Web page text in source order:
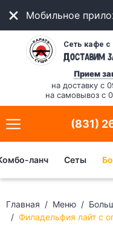
Мобильное
Сеть кафе с
Доставим
Прием
на доставку с
на самовывоз с
(831)
ланч Сеты
Главная Меню
Филадельфия лайт с